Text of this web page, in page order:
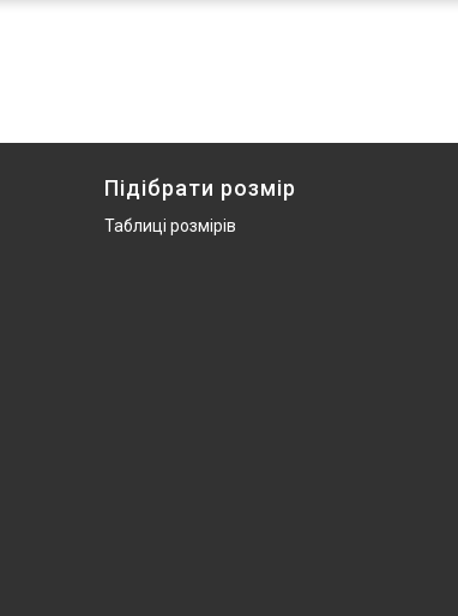
Підібрати розмір
Таблиці розмірів